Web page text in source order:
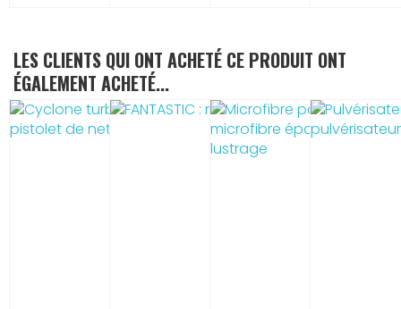
LES CLIENTS QUI ONT ACHETÉ CE PRODUIT ONT
ÉGALEMENT ACHETÉ...